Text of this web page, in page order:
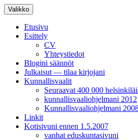
Siirry
sisältöön
Valikko
Etusivu
Esittely
CV
Yhteystiedot
Blogini säännöt
Julkaisut — tilaa kirjojani
Kunnallisvaalit
Seuraavat 400 000
kunnallisvaaliohjelmani 2012
Kunnallisvaaliohjelmani
Linkit
Kotisivuni ennen 1.5.2007
vanhat eduskuntasivuni